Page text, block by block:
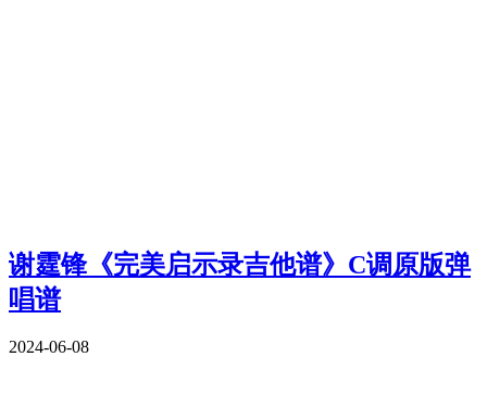
谢霆锋《完美启示录吉他谱》C调原版弹
唱谱
2024-06-08